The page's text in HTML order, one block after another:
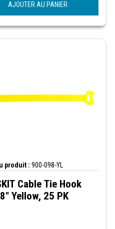
AJOUTER AU PANIER
produit : 900-098-YL
Cable Tie Hook
Yellow, 25 PK